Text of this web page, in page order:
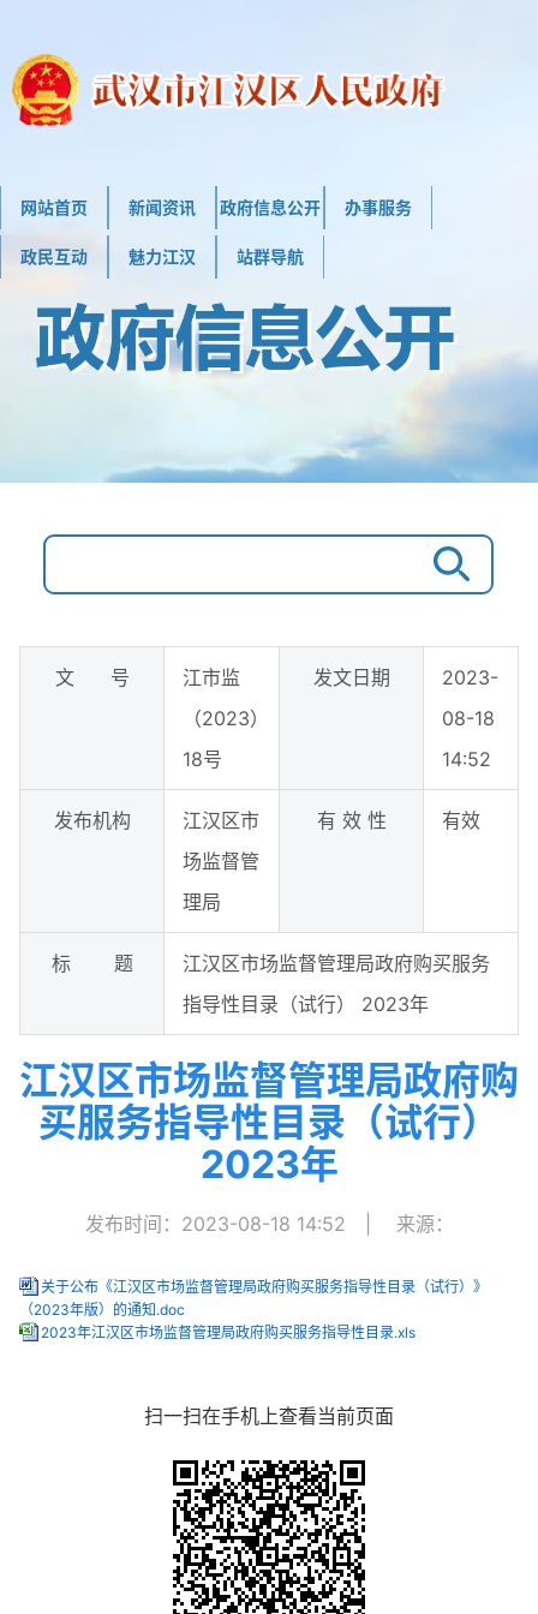
网站首页 新闻资讯 政府信息公开 办事服务
政民互动 魅力江汉 站群导航
文 号
江市监
（2023）
18号
发文日期
2023-
08-18
14:52
发布机构
江汉区市
场监督管
理局
有 效 性 有效
标 题
江汉区市场监督管理局政府购买服务
指导性目录（试行） 2023年
江汉区市场监督管理局政府购
买服务指导性目录（试行）
2023年
发布时间：2023-08-18 14:52 来源：
关于公布《江汉区市场监督管理局政府购买服务指导性目录（试行）》
（2023年版）的通知.doc
2023年江汉区市场监督管理局政府购买服务指导性目录.xls
扫一扫在手机上查看当前页面